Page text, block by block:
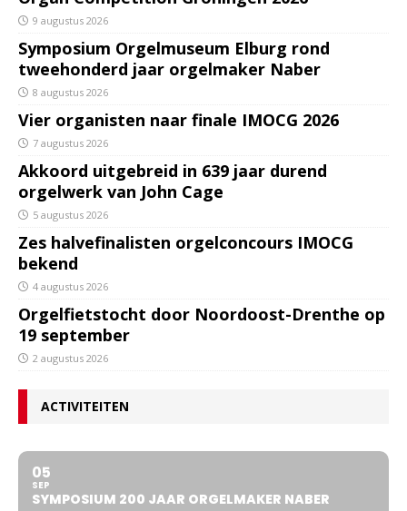
9 augustus 2026
Symposium Orgelmuseum Elburg rond
tweehonderd jaar orgelmaker Naber
8 augustus 2026
Vier organisten naar finale IMOCG 2026
7 augustus 2026
Akkoord uitgebreid in 639 jaar durend
orgelwerk van John Cage
5 augustus 2026
Zes halvefinalisten orgelconcours IMOCG
bekend
4 augustus 2026
Orgelfietstocht door Noordoost-Drenthe op
19 september
2 augustus 2026
ACTIVITEITEN
05
SEP
SYMPOSIUM 200 JAAR ORGELMAKER NABER